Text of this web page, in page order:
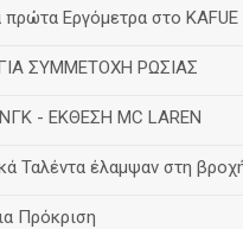
Εργόμετρα στο ΚΑFUE
ΣΥΜΜΕΤΟΧΗ ΡΩΣΙΑΣ
- ΕΚΘΕΣΗ MC LAREN
Ταλέντα έλαμψαν στη
Πρόκριση